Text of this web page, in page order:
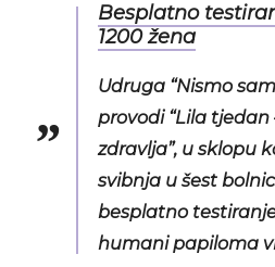
Besplatno
1200 žena
Udruga “Nismo
provodi “Lila
zdravlja”, u sklopu
svibnja u šest
besplatno
humani papiloma